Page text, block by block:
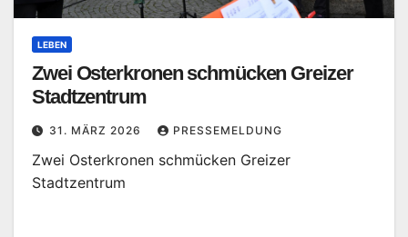
LEBEN
Zwei Osterkronen schmücken Greizer
Stadtzentrum
31. MÄRZ 2026 PRESSEMELDUNG
Zwei Osterkronen schmücken Greizer
Stadtzentrum